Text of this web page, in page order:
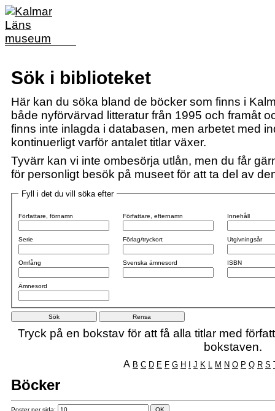
Sök i biblioteket
Här kan du söka bland de böcker som finns i
både nyförvärvad litteratur från 1995 och framåt
finns inte inlagda i databasen, men arbetet med
kontinuerligt varför antalet titlar växer.
Tyvärr kan vi inte ombesörja utlån, men du får
för personligt besök på museet för att ta del av
Fyll i det du vill söka efter
Författare, förnamn
Serie
Omfång
Ämnesord
Författare, efternamn
Förlag/tryckort
Svenska ämnesord
Innehåll
Utgivningsår
ISBN
Tryck på en bokstav för att få alla titlar med
bokstaven.
A B C D E F G H I J K L M N O P Q R S
Böcker
Poster per sida: